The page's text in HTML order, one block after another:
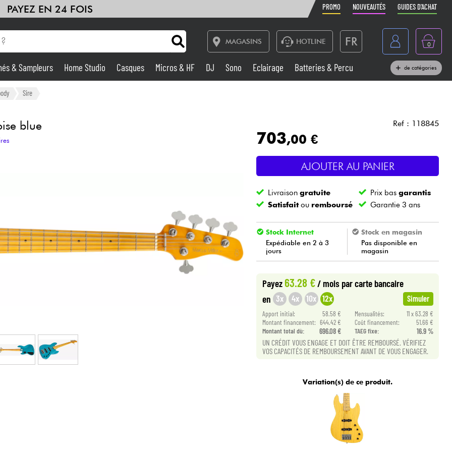
PAYEZ EN 24 FOIS PROMO NOUVEAUTÉS GUIDES D'ACHAT
MAGASINS HOTLINE FR
Belgique
België
Nederland
0
Sono
Vents
Câbles & Access.
Packs
Voir nos marques
& Sampleurs Home Studio Casques Micros & HF DJ Sono Eclairage Batteries & Percu de catégories
Sire
blue Ref : 118845
703,00 €
AJOUTER AU PANIER
Livraisongratuite Prix bas garantis
Satisfaitou remboursé Garantie 3 ans
Stock Internet
Expédiable en 2 à 3
jours
Stock en magasin
Pas disponible en
magasin
Payez63.28 €/ mois par carte bancaire
en 3x 4x 10x 12x Simuler
Apport initial: 58.58 € Mensualités:
11 x 63.28 €
Montant financement: 644.42 € Coût financement:
51.66 €
Montant total dù:
696.08 € TAEG fixe: 16.9 %
UN CRÉDIT VOUS ENGAGE ET DOIT ÊTRE REMBOURSÉ. VÉRIFIEZ
VOS CAPACITÉS DE REMBOURSEMENT AVANT DE VOUS ENGAGER.
Variation(s) de ce produit.